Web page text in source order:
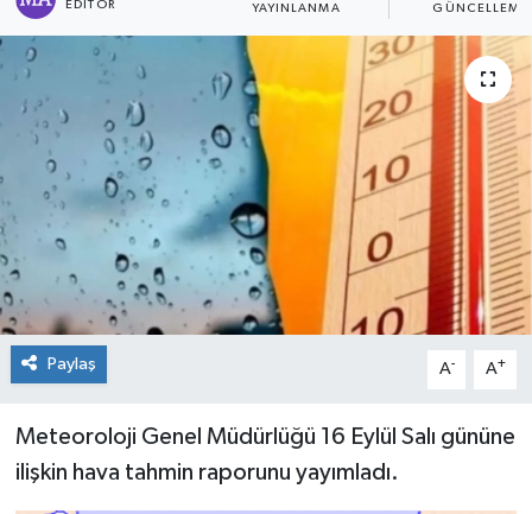
EDITÖR YAYINLANMA GÜNCELLEME
Paylaş A- A+
Meteoroloji Genel Müdürlüğü 16 Eylül Salı gününe
ilişkin hava tahmin raporunu yayımladı.
Dünya
Kültür Sanat